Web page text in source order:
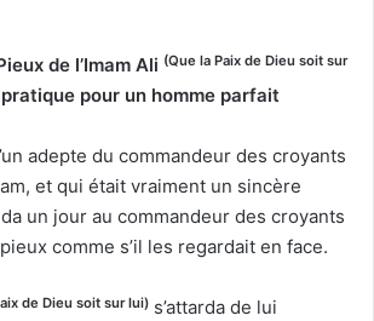
de l’Imam Ali (Que la Paix de Dieu soit sur
pour un homme parfait
adepte du commandeur des croyants
et qui était vraiment un sincère
un jour au commandeur des croyants
comme s’il les regardait en face.
de Dieu soit sur lui) s’attarda de lui